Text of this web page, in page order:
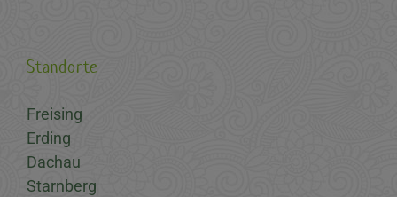
Standorte
Freising
Erding
Dachau
Starnberg